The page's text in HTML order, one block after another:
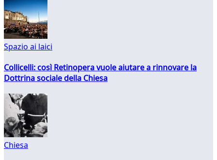
Spazio ai laici
Collicelli: così Retinopera vuole aiutare a rinnovare la
Dottrina sociale della Chiesa
Chiesa